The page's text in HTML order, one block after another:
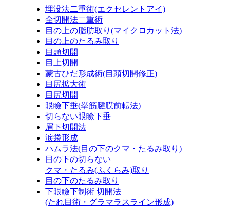
埋没法二重術(エクセレントアイ)
全切開法二重術
目の上の脂肪取り (マイクロカット法)
目の上のたるみ取り
目頭切開
目上切開
蒙古ひだ形成術(目頭切開修正)
目尻拡大術
目尻切開
眼瞼下垂(挙筋腱膜前転法)
切らない眼瞼下垂
眉下切開法
涙袋形成
ハムラ法(目の下のクマ・たるみ取り)
目の下の切らない
クマ・たるみ(ふくらみ)取り
目の下のたるみ取り
下眼瞼下制術 切開法
(たれ目術・グラマラスライン形成)